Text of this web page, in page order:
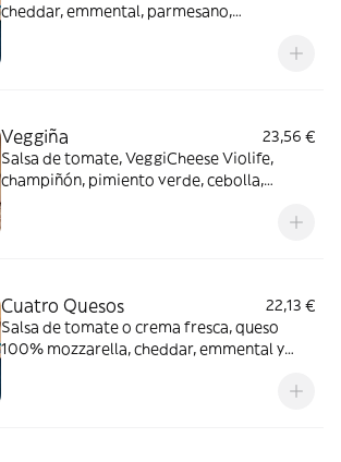
cheddar, emmental, parmesano,
Veggiña
23,56 €
Salsa de tomate, VeggiCheese Violife,
champiñón, pimiento verde, cebolla,
Cuatro Quesos
22,13 €
Salsa de tomate o crema fresca, queso
100% mozzarella, cheddar, emmental y